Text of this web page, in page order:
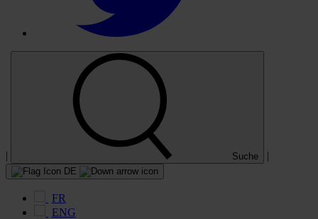
| Suche |
DE
FR
ENG